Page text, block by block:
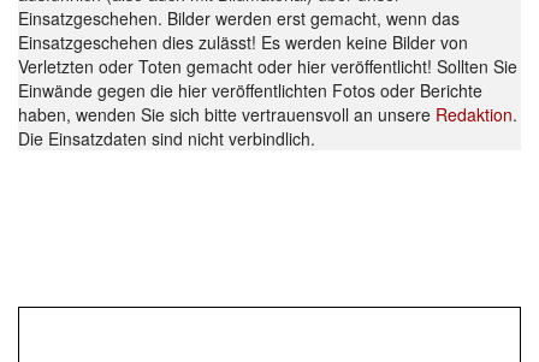
Einsatzgeschehen. Bilder werden erst gemacht, wenn das
Einsatzgeschehen dies zulässt! Es werden keine Bilder von
Verletzten oder Toten gemacht oder hier veröffentlicht! Sollten Sie
Einwände gegen die hier veröffentlichten Fotos oder Berichte
haben, wenden Sie sich bitte vertrauensvoll an unsere Redaktion.
Die Einsatzdaten sind nicht verbindlich.